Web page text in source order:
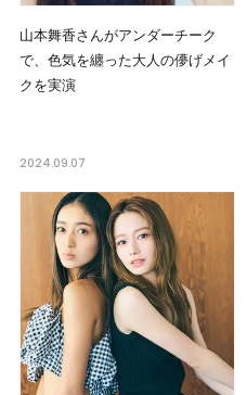
山本舞香さんがアンダーチーク
で、色気を纏った大人の儚げメイ
クを実演
2024.09.07